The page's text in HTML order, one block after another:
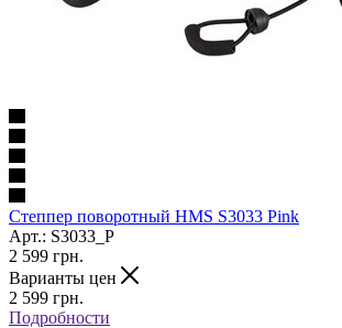
Степпер поворотный HMS S3033 Pink
Арт.: S3033_P
2 599 грн.
Варианты цен
2 599 грн.
Подробности